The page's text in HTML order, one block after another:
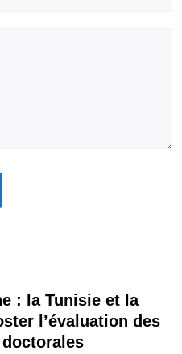
: la Tunisie et la
l’évaluation des